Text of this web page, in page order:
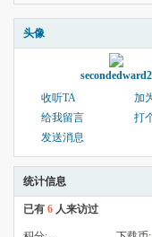
头像
secondedward2
收听TA
加
给我留言
打
发送消息
统计信息
已有 6 人来访过